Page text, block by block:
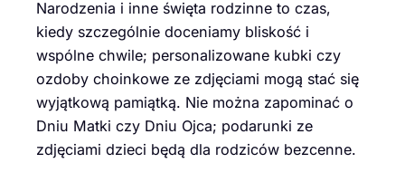
Narodzenia i inne święta rodzinne to czas,
kiedy szczególnie doceniamy bliskość i
wspólne chwile; personalizowane kubki czy
ozdoby choinkowe ze zdjęciami mogą stać się
wyjątkową pamiątką. Nie można zapominać o
Dniu Matki czy Dniu Ojca; podarunki ze
zdjęciami dzieci będą dla rodziców bezcenne.